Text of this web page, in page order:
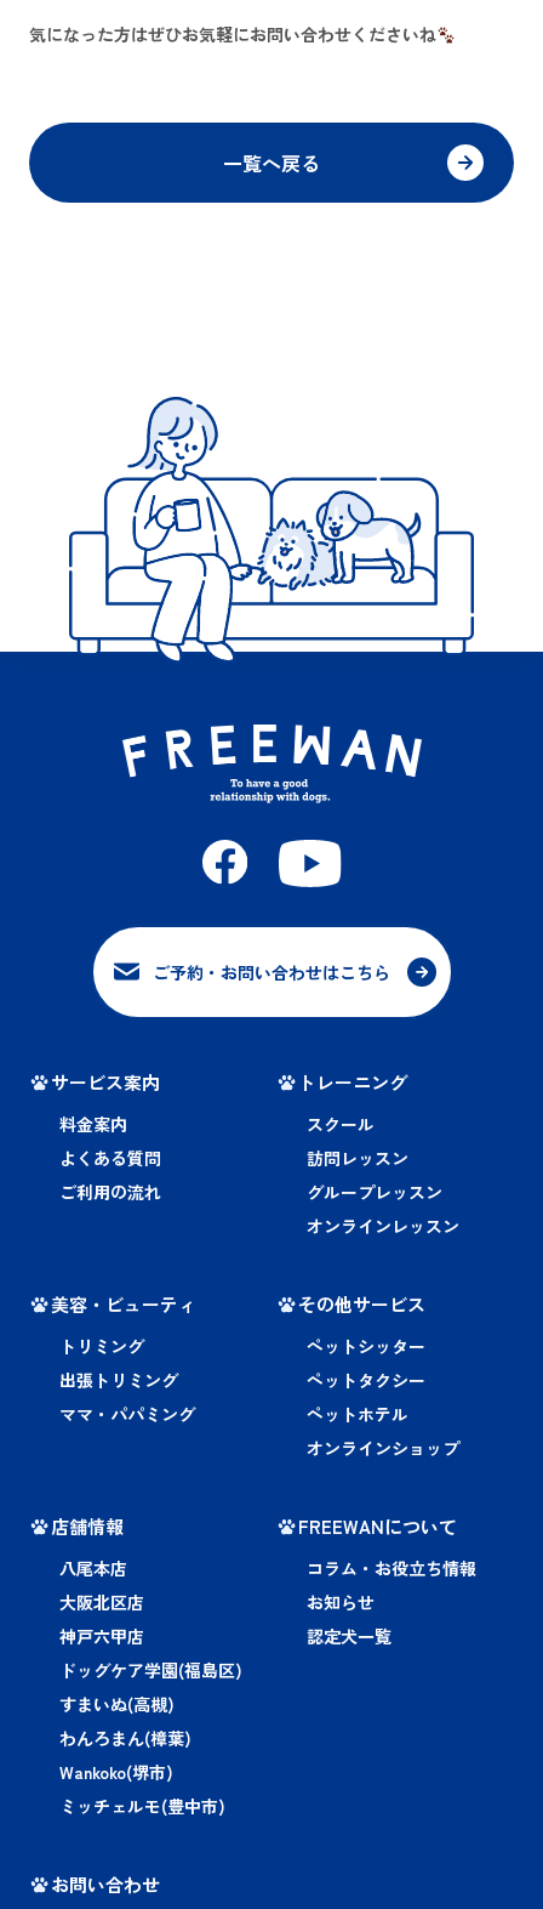
気になった方はぜひお気軽にお問い合わせくださいね
一覧へ戻る
ご予約・お問い合わせはこちら
サービス案内
料金案内
よくある質問
ご利用の流れ
トレーニング
スクール
訪問レッスン
グループレッスン
オンラインレッスン
美容・ビューティ
トリミング
出張トリミング
ママ・パパミング
その他サービス
ペットシッター
ペットタクシー
ペットホテル
オンラインショップ
店舗情報
八尾本店
大阪北区店
神戸六甲店
ドッグケア学園(福島区)
すまいぬ(高槻)
わんろまん(樟葉)
Wankoko(堺市)
ミッチェルモ(豊中市)
FREEWANについて
コラム・お役立ち情報
お知らせ
認定犬一覧
お問い合わせ